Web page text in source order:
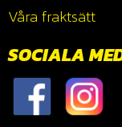
Våra fraktsätt
SOCIALA